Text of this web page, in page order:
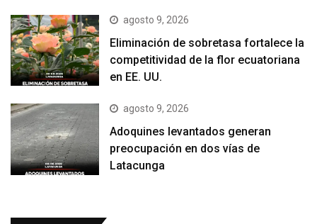
agosto 9, 2026
Eliminación de sobretasa fortalece la
competitividad de la flor ecuatoriana
en EE. UU.
agosto 9, 2026
Adoquines levantados generan
preocupación en dos vías de
Latacunga